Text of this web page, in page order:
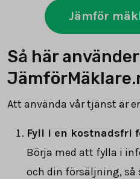
Jämför
Så här
Att använda vår tjänst är
Fyll i en kostnadsfri
Börja med att fylla i
och din försäljning,